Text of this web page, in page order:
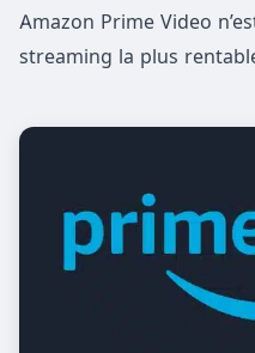
Amazon Prime Video
streaming la plus